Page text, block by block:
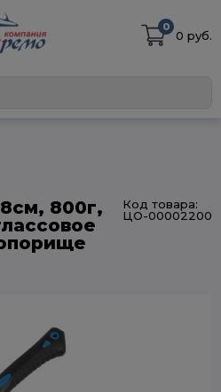
0
0 руб.
800г,
Код товара:
ЦО-00002200